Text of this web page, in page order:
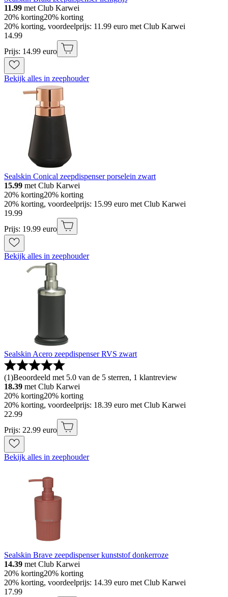
11.99 met Club Karwei
20% korting20% korting
20% korting, voordeelprijs: 11.99 euro met Club Karwei
14.99
Prijs: 14.99 euro
Bekijk alles in zeephouder
Sealskin Conical zeepdispenser porselein zwart
15.99 met Club Karwei
20% korting20% korting
20% korting, voordeelprijs: 15.99 euro met Club Karwei
19.99
Prijs: 19.99 euro
Bekijk alles in zeephouder
Sealskin Acero zeepdispenser RVS zwart
(1)Beoordeeld met 5.0 van de 5 sterren, 1 klantreview
18.39 met Club Karwei
20% korting20% korting
20% korting, voordeelprijs: 18.39 euro met Club Karwei
22.99
Prijs: 22.99 euro
Bekijk alles in zeephouder
Sealskin Brave zeepdispenser kunststof donkerroze
14.39 met Club Karwei
20% korting20% korting
20% korting, voordeelprijs: 14.39 euro met Club Karwei
17.99